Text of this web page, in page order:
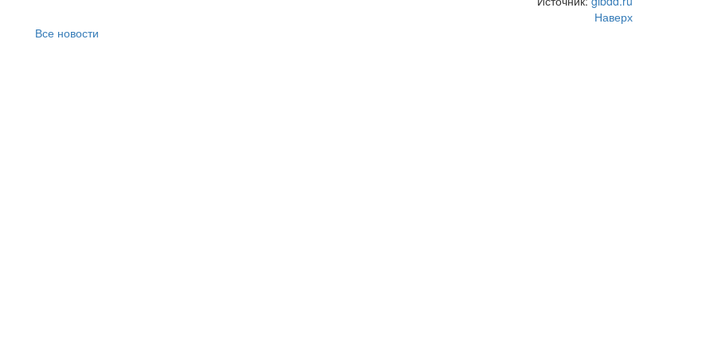
Наверх
Все новости